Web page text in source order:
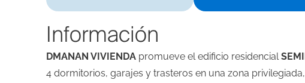
Información
DMANAN VIVIENDA promueve el edificio residencial
4 dormitorios, garajes y trasteros en una zona